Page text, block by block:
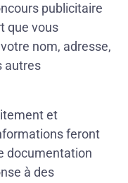
publicitaire
que vous
nom, adresse,
autres
et
feront
documentation
à des